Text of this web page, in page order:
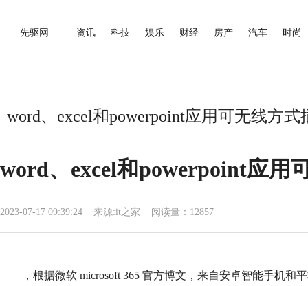
先驱网 资讯 科技 娱乐 财经 房产 汽车 时尚
word、excel和powerpoint应用可无线方
word、excel和powerpoint应用
2023-07-17 09:39:24 来源:it之家 阅读量：12857
，根据微软 microsoft 365 官方博文，来自安卓智能手机和